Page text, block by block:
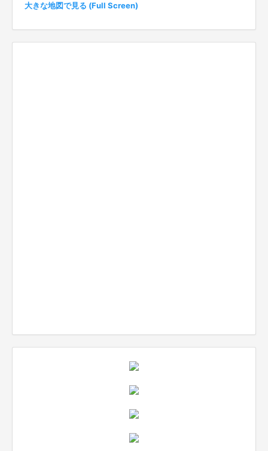
大きな地図で見る (Full Screen)